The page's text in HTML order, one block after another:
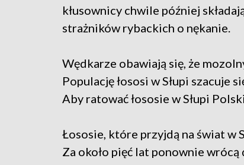
kłusownicy chwile później
strażników rybackich o nękanie.
Wędkarze obawiają się, że
Populację łososi w Słupi szacuje
Aby ratować łososie w Słupi
Łososie, które przyjdą na świat w
Za około pięć lat ponownie wrócą